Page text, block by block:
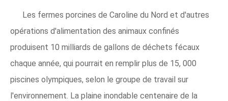
Les fermes porcines de Caroline du Nord et d'autres
opérations d'alimentation des animaux confinés
produisent 10 milliards de gallons de déchets fécaux
chaque année, qui pourrait en remplir plus de 15, 000
piscines olympiques, selon le groupe de travail sur
l'environnement. La plaine inondable centenaire de la